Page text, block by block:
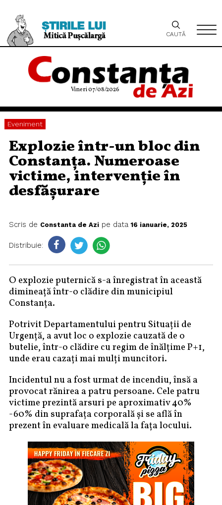
Vineri 07/08/2026
CAUTĂ
Eveniment
Explozie într-un bloc din
Constanța. Numeroase
victime, intervenție în
desfășurare
Scris de Constanta de Azipe data16 ianuarie, 2025
Distribuie:
O explozie puternică s-a înregistrat în această
dimineață într-o clădire din municipiul
Constanța.
Potrivit Departamentului pentru Situații de
Urgență, a avut loc o explozie cauzată de o
butelie, într-o clădire cu regim de înălțime P+1,
unde erau cazați mai mulți muncitori.
Incidentul nu a fost urmat de incendiu, însă a
provocat rănirea a patru persoane. Cele patru
victime prezintă arsuri pe aproximativ 40%
-60% din suprafața corporală și se află în
prezent în evaluare medicală la fața locului.